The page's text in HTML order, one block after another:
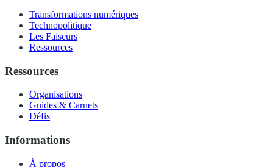
Transformations numériques
Technopolitique
Les Faiseurs
Ressources
Ressources
Organisations
Guides & Carnets
Défis
Informations
À propos